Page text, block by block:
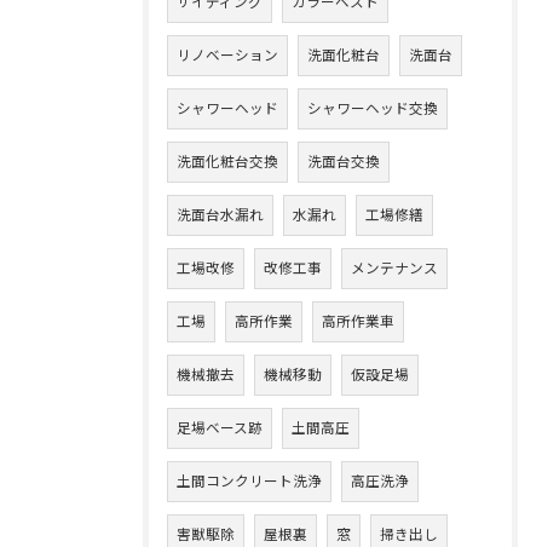
リノベーション 洗面化粧台 洗面台
シャワーヘッド シャワーヘッド交換
洗面化粧台交換 洗面台交換
洗面台水漏れ 水漏れ 工場修繕
工場改修 改修工事 メンテナンス
工場 高所作業 高所作業車
機械撤去 機械移動 仮設足場
足場ベース跡 土間高圧
土間コンクリート洗浄 高圧洗浄
害獣駆除 屋根裏 窓 掃き出し